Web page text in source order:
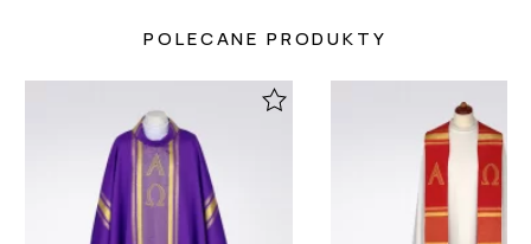
POLECANE PRODUKTY